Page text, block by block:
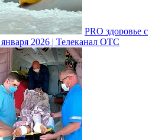
PRO здоровье с
2026 | Телеканал ОТС